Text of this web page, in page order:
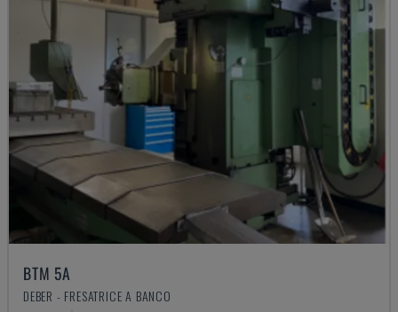
BTM 5A
DEBER - FRESATRICE A BANCO